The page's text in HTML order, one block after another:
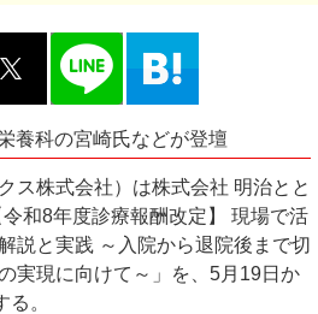
養科の宮崎氏などが登壇
ス株式会社）は株式会社 明治とと
和8年度診療報酬改定】 現場で活
説と実践 ～入院から退院後まで切
実現に向けて～」を、5月19日か
。